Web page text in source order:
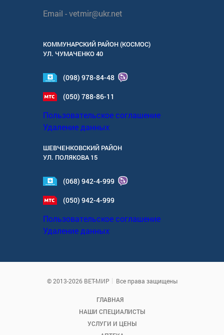
Email -vetmir@ukr.net
КОММУНАРСКИЙ РАЙОН (КОСМОС)
УЛ. ЧУМАЧЕНКО 40
(098) 978-84-48
(050) 788-86-11
Пользовательское соглашение
Удаление данных
ШЕВЧЕНКОВСКИЙ РАЙОН
УЛ. ПОЛЯКОВА 15
(068) 942-4-999
(050) 942-4-999
Пользовательское соглашение
Удаление данных
© 2013-2026 ВЕТ-МИР Все права защищены
ГЛАВНАЯ
НАШИ СПЕЦИАЛИСТЫ
УСЛУГИ И ЦЕНЫ